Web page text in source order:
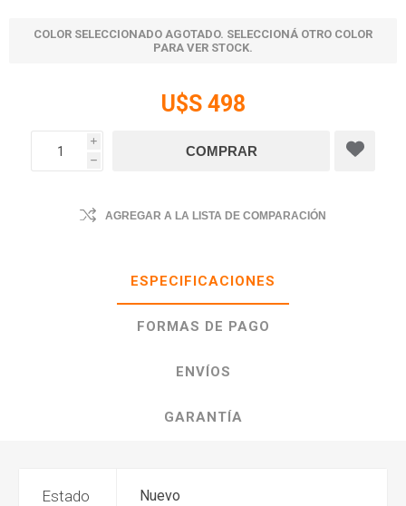
COLOR SELECCIONADO AGOTADO. SELECCIONÁ OTRO COLOR
PARA VER STOCK.
U$S 498
i
h
AGREGAR A LA LISTA DE COMPARACIÓN
ESPECIFICACIONES
FORMAS DE PAGO
ENVÍOS
GARANTÍA
Estado Nuevo